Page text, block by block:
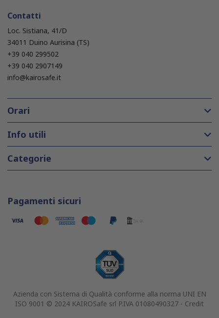
Contatti
Loc. Sistiana, 41/D
34011 Duino Aurisina (TS)
+39 040 299502
+39 040 2907149
info@kairosafe.it
Orari
Info utili
Categorie
Pagamenti sicuri
Azienda con Sistema di Qualità conforme alla norma UNI EN
ISO 9001 © 2024 KAIROSafe srl P.IVA 01080490327 - Credit